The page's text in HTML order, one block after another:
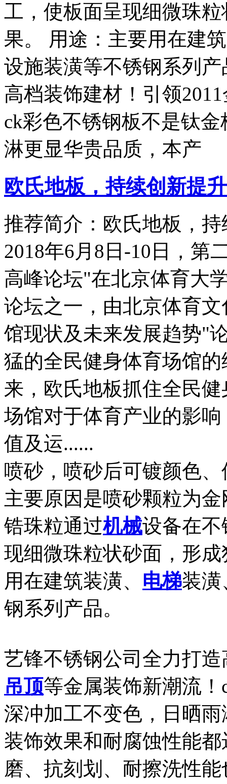
工，使板面呈现细微珠
果。 用途：主要用在建
设施装潢等不锈钢系列
高档装饰建材！引领
ck彩色不锈钢板不是钛
淋更显华贵品质，本产
欧氏地板，持续创新提
推荐简介：欧氏地板，
2018年6月8日-10日，第
高峰论坛"在北京体育大
论坛之一，由北京体育
馆现状及未来发展趋势"
猛的全民健身体育场馆
来，欧氏地板抓住全民
场馆对于体育产业的影
值及运......
喷砂，喷砂后可镀颜色
主要原因是喷砂颗粒为
锆珠粒通过机械设备在不
现细微珠粒状砂面，形
用在建筑装潢、 电梯装潢
钢系列产品。
艺锋不锈钢公司全力打
吊顶等金属装饰新潮流
深冲加工不变色，日晒
装饰效果和耐腐蚀性能
磨、抗刻划、耐擦洗性